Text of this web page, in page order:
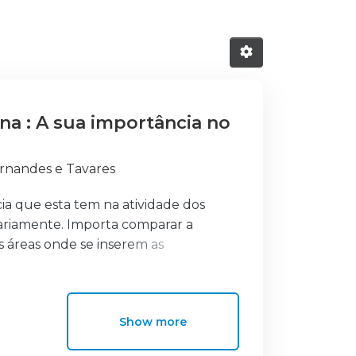
: A sua importância no
e Tavares
que esta tem na atividade dos
Importa comparar a
onde se inserem as
atingir o objetivo geral do trabalho
permitir identificar como é a
e se os militares se encontram
Show more